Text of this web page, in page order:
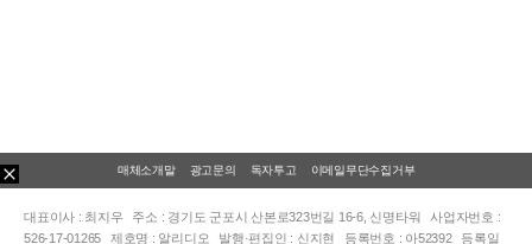
매체소개말 광고문의 독자투고 이메일무단수집거부
대표이사 : 최지우 주소 : 경기도 군포시 산본로323번길 16-6, 신명타워
사업자번호 :
526-17-01265
제호명 : 알리디오 발행·편집인 : 신지현 등록번호 : 아52392 등록일